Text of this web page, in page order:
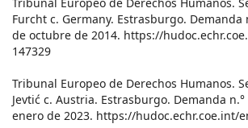
Furcht c. Germany. Estrasburgo. Demanda
de octubre de 2014. https://
147329
Tribunal Europeo de Derechos Humanos.
Jevtić c. Austria. Estrasburgo. Demanda
enero de 2023. https://hudoc.echr.coe.int/